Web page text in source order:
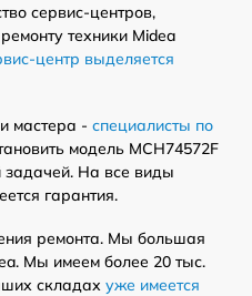
сервис-центров,
техники Midea
центр выделяется
мастера - специалисты по
модель MCH74572F
задачей. На все виды
гарантия.
ремонта. Мы большая
Мы имеем более 20 тыс.
складах уже имеется